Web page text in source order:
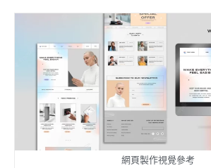
網頁製作視覺參考